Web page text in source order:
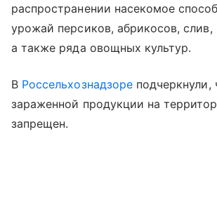
распространении насекомое
урожай персиков, абрикосов, слив,
а также ряда овощных культур.
В Россельхознадзореподчеркнули,
зараженной продукции на
запрещен.